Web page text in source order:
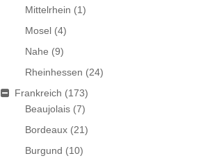
Mittelrhein (1)
Mosel (4)
Nahe (9)
Rheinhessen (24)
Frankreich (173)
Beaujolais (7)
Bordeaux (21)
Burgund (10)